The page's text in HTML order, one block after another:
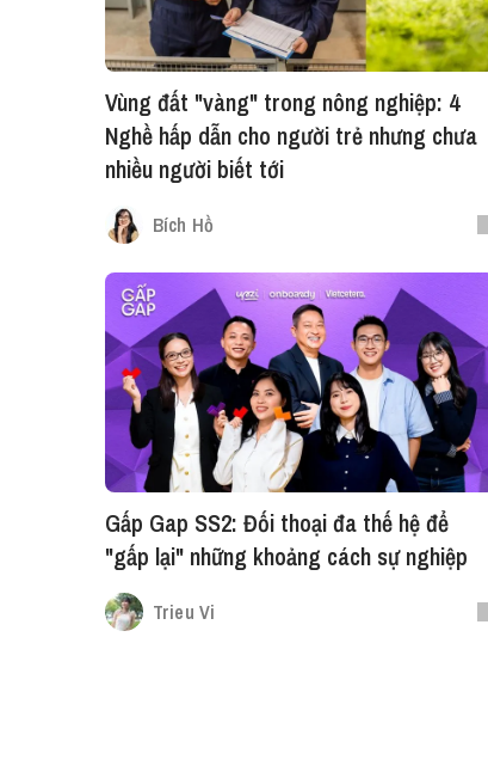
Vùng đất "vàng" trong nông nghiệp: 4
Nghề hấp dẫn cho người trẻ nhưng chưa
nhiều người biết tới
Bích Hồ
Gấp Gap SS2: Đối thoại đa thế hệ để
"gấp lại" những khoảng cách sự nghiệp
Trieu Vi